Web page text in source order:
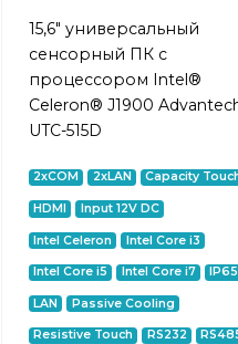
15,6" универсальный
сенсорный ПК с
процессором Intel®
Celeron® J1900
UTC-515D
2xCOM 2xLAN Capacity
HDMI Input 12V DC
Intel Celeron Intel Core i3
Intel Core i5 Intel Core i7 IP65
LAN Passive Cooling
Resistive Touch RS232